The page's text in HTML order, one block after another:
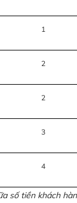
1
2
2
3
4
số tiền khách